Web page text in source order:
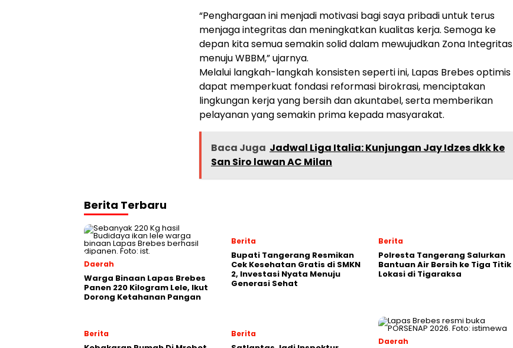
“Penghargaan ini menjadi motivasi bagi saya pribadi untuk terus
menjaga integritas dan meningkatkan kualitas kerja. Semoga ke
depan kita semua semakin solid dalam mewujudkan Zona Integritas
menuju WBBM,” ujarnya.
Melalui langkah-langkah konsisten seperti ini, Lapas Brebes optimis
dapat memperkuat fondasi reformasi birokrasi, menciptakan
lingkungan kerja yang bersih dan akuntabel, serta memberikan
pelayanan yang semakin prima kepada masyarakat.
Baca Juga Jadwal Liga Italia: Kunjungan Jay Idzes dkk ke
San Siro lawan AC Milan
Berita Terbaru
Daerah
Warga Binaan Lapas Brebes
Panen 220 Kilogram Lele, Ikut
Dorong Ketahanan Pangan
Berita
‎Bupati Tangerang Resmikan
Cek Kesehatan Gratis di SMKN
2, Investasi Nyata Menuju
Generasi Sehat
Berita
Polresta Tangerang Salurkan
Bantuan Air Bersih ke Tiga Titik
Lokasi di Tigaraksa
Berita Berita
Daerah